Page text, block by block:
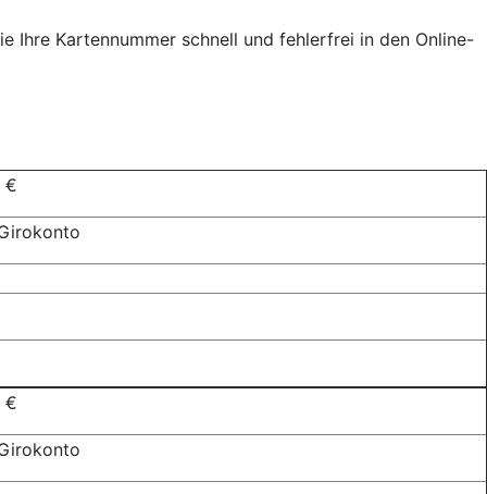
Ihre Kartennummer schnell und fehlerfrei in den Online-
€
€